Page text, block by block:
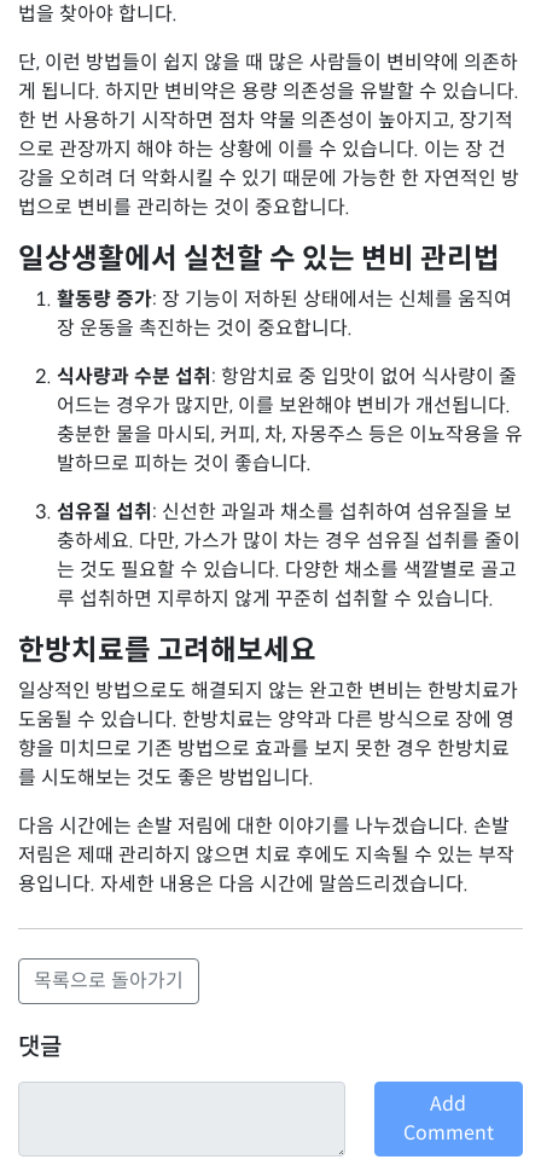
법을 찾아야 합니다.
단, 이런 방법들이 쉽지 않을 때 많은 사람들이 변비약에 의존하
게 됩니다. 하지만 변비약은 용량 의존성을 유발할 수 있습니다.
한 번 사용하기 시작하면 점차 약물 의존성이 높아지고, 장기적
으로 관장까지 해야 하는 상황에 이를 수 있습니다. 이는 장 건
강을 오히려 더 악화시킬 수 있기 때문에 가능한 한 자연적인 방
법으로 변비를 관리하는 것이 중요합니다.
일상생활에서 실천할 수 있는 변비 관리법
활동량 증가: 장 기능이 저하된 상태에서는 신체를 움직여
장 운동을 촉진하는 것이 중요합니다.
식사량과 수분 섭취 : 항암치료 중 입맛이 없어 식사량이 줄
어드는 경우가 많지만, 이를 보완해야 변비가 개선됩니다.
충분한 물을 마시되, 커피, 차, 자몽주스 등은 이뇨작용을 유
발하므로 피하는 것이 좋습니다.
섬유질 섭취 : 신선한 과일과 채소를 섭취하여 섬유질을 보
충하세요. 다만, 가스가 많이 차는 경우 섬유질 섭취를 줄이
는 것도 필요할 수 있습니다. 다양한 채소를 색깔별로 골고
루 섭취하면 지루하지 않게 꾸준히 섭취할 수 있습니다.
한방치료를 고려해보세요
일상적인 방법으로도 해결되지 않는 완고한 변비는 한방치료가
도움될 수 있습니다. 한방치료는 양약과 다른 방식으로 장에 영
향을 미치므로 기존 방법으로 효과를 보지 못한 경우 한방치료
를 시도해보는 것도 좋은 방법입니다.
다음 시간에는 손발 저림에 대한 이야기를 나누겠습니다. 손발
저림은 제때 관리하지 않으면 치료 후에도 지속될 수 있는 부작
용입니다. 자세한 내용은 다음 시간에 말씀드리겠습니다.
목록으로 돌아가기
댓글
Add
Comment